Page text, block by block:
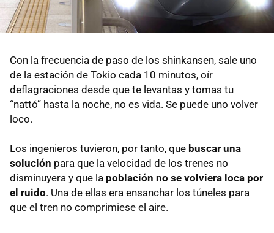
Con la frecuencia de paso de los shinkansen, sale uno
de la estación de Tokio cada 10 minutos, oír
deflagraciones desde que te levantas y tomas tu
“nattó” hasta la noche, no es vida. Se puede uno volver
loco.
Los ingenieros tuvieron, por tanto, que buscar una
solución para que la velocidad de los trenes no
disminuyera y que la población no se volviera loca por
el ruido. Una de ellas era ensanchar los túneles para
que el tren no comprimiese el aire.